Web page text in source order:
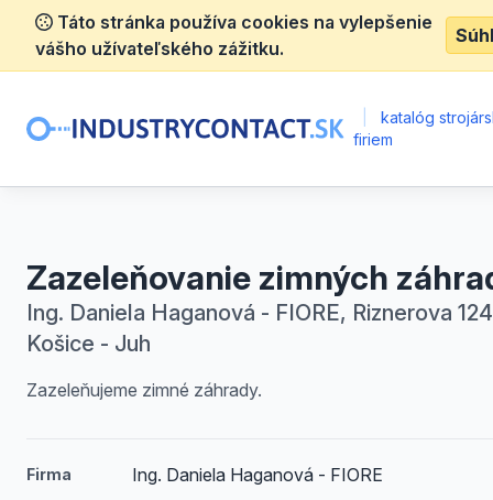
Táto stránka používa cookies na vylepšenie
vášho užívateľského zážitku.
katalóg
firiem
Zazeleňovanie zimných
Ing. Daniela Haganová - FIORE, Riznerova
Košice - Juh
Zazeleňujeme zimné záhrady.
Firma Ing. Daniela Haganová - FIORE